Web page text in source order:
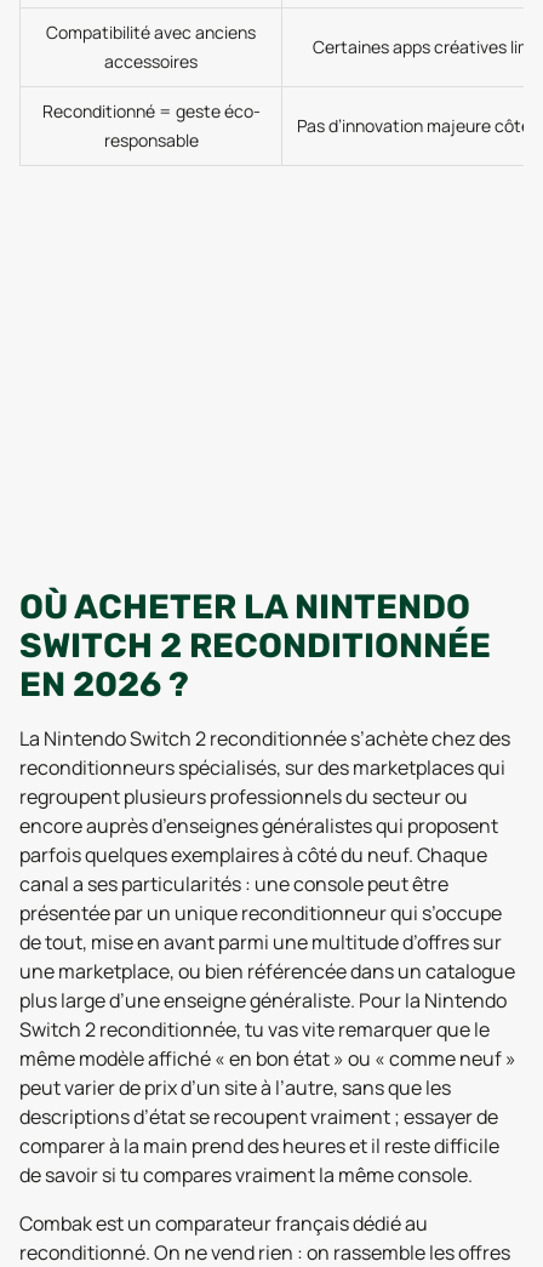
Compatibilité avec anciens
accessoires
Certaines apps créatives
Reconditionné = geste éco-
responsable
Pas d’innovation majeure côté
OÙ ACHETER LA NINTENDO
SWITCH 2 RECONDITIONNÉE
EN 2026 ?
La Nintendo Switch 2 reconditionnée s’achète chez des
reconditionneurs spécialisés, sur des marketplaces qui
regroupent plusieurs professionnels du secteur ou
encore auprès d’enseignes généralistes qui proposent
parfois quelques exemplaires à côté du neuf. Chaque
canal a ses particularités : une console peut être
présentée par un unique reconditionneur qui s’occupe
de tout, mise en avant parmi une multitude d’offres sur
une marketplace, ou bien référencée dans un catalogue
plus large d’une enseigne généraliste. Pour la Nintendo
Switch 2 reconditionnée, tu vas vite remarquer que le
même modèle affiché « en bon état » ou « comme neuf »
peut varier de prix d’un site à l’autre, sans que les
descriptions d’état se recoupent vraiment ; essayer de
comparer à la main prend des heures et il reste difficile
de savoir si tu compares vraiment la même console.
Combak est un comparateur français dédié au
reconditionné. On ne vend rien : on rassemble les offres